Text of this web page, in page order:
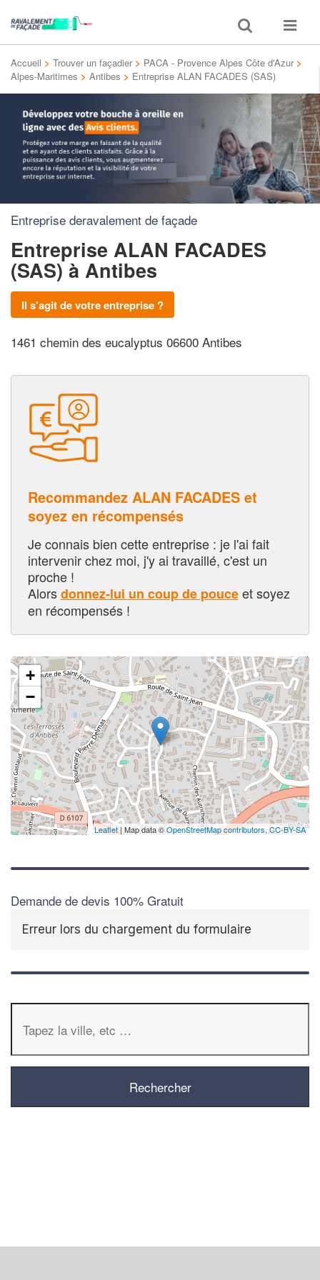
Toggle
search
Toggle
Accueil > Trouver un façadier > PACA - Provence Alpes Côte d'Azur >
Alpes-Maritimes > Antibes > Entreprise ALAN FACADES (SAS)
Entreprise deravalement de façade
Entreprise ALAN FACADES
(SAS)à Antibes
Il s'agit de votre entreprise ?
1461 chemin des eucalyptus 06600 Antibes
Recommandez ALAN FACADES et
soyez en récompensés
Je connais bien cette entreprise : je l'ai fait
intervenir chez moi, j'y ai travaillé, c'est un
proche !
Alorsdonnez-lui un coup de pouceet soyez
en récompensés !
+
−
Leaflet| Map data ©OpenStreetMap contributors, CC-BY-SA
Demande de devis 100% Gratuit
Erreur lors du chargement du formulaire